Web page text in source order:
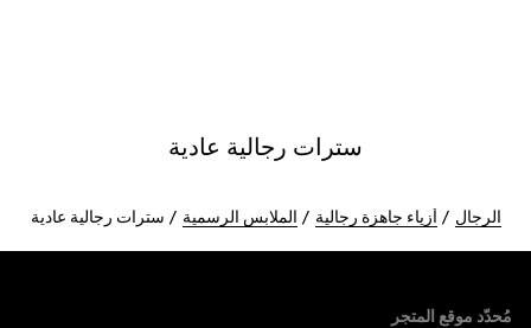
سترات رجالية عادية
الرجال أزياء جاهزة رجالية الملابس الرسمية سترات رجالية عادية
مُحدّد موقع المتجر